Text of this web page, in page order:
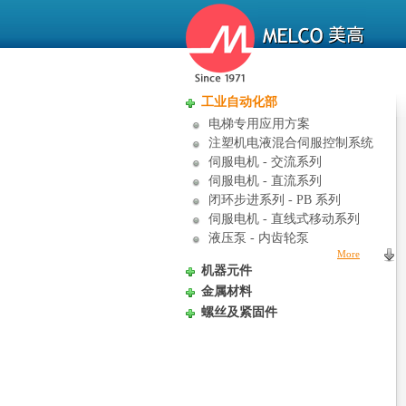
工业自动化部
电梯专用应用方案
注塑机电液混合伺服控制系统
伺服电机 - 交流系列
伺服电机 - 直流系列
闭环步进系列 - PB 系列
伺服电机 - 直线式移动系列
液压泵 - 内齿轮泵
More
机器元件
金属材料
螺丝及紧固件